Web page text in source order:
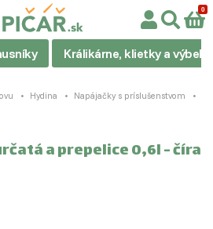
Králikárne, klietky a výbehy
Hydina Napájačky s príslušenstvom
a prepelice 0,6l - číra